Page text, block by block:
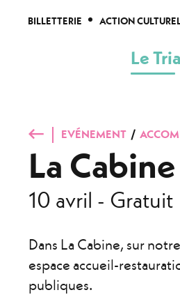
BILLETTERIE ACTION
Le
EVÉNEMENT
La
10 avril - Gratuit
Dans La Cabine, sur
espace accueil-
publiques.